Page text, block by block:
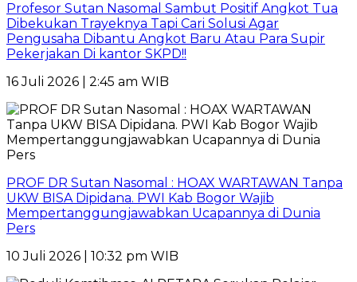
Profesor Sutan Nasomal Sambut Positif Angkot Tua
Dibekukan Trayeknya Tapi Cari Solusi Agar
Pengusaha Dibantu Angkot Baru Atau Para Supir
Pekerjakan Di kantor SKPD!!
16 Juli 2026 | 2:45 am WIB
PROF DR Sutan Nasomal : HOAX WARTAWAN Tanpa
UKW BISA Dipidana. PWI Kab Bogor Wajib
Mempertanggungjawabkan Ucapannya di Dunia
Pers
10 Juli 2026 | 10:32 pm WIB